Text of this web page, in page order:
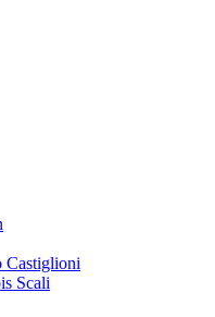
Castiglioni
Scali